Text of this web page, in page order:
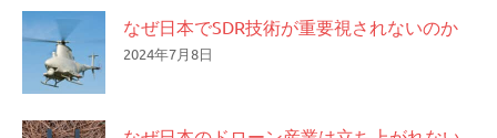
なぜ日本でSDR技術が重要視されないのか
2024年7月8日